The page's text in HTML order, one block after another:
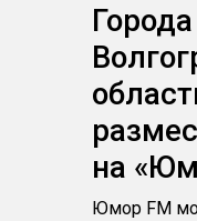
Города
на
Юмор FM